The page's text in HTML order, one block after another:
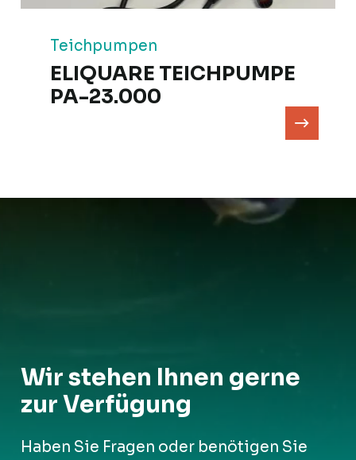
Teichpumpen
ELIQUARE TEICHPUMPE
PA-23.000
Wir stehen Ihnen gerne
zur Verfügung
Haben Sie Fragen oder benötigen Sie